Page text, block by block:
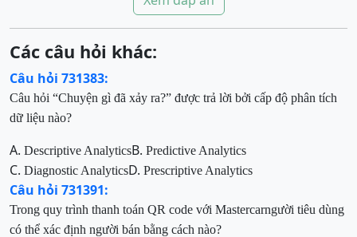
Các câu hỏi khác:
Câu hỏi 731383:
Câu hỏi “Chuyện gì đã xảy ra?” được trả lời bởi cấp độ phân tích
dữ liệu nào?
A. Descriptive AnalyticsB. Predictive Analytics
C. Diagnostic AnalyticsD. Prescriptive Analytics
Câu hỏi 731391:
Trong quy trình thanh toán QR code với Mastercarngười tiêu dùng
có thể xác định người bán bằng cách nào?